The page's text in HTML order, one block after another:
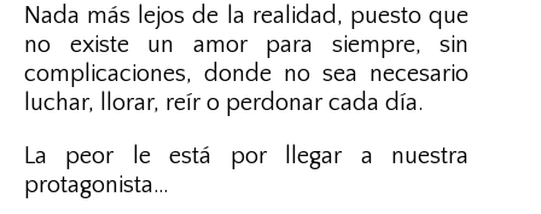
Nada más lejos de la realidad, puesto que
no existe un amor para siempre, sin
complicaciones, donde no sea necesario
luchar, llorar, reír o perdonar cada día.
La peor le está por llegar a nuestra
protagonista…